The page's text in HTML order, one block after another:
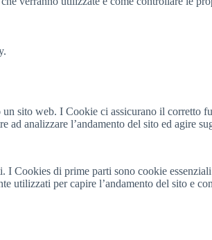
sito web. I Cookie ci assicurano il corretto
analizzare l’andamento del sito ed agire
Cookies di prime parti sono cookie
utilizzati per capire l’andamento del sito e